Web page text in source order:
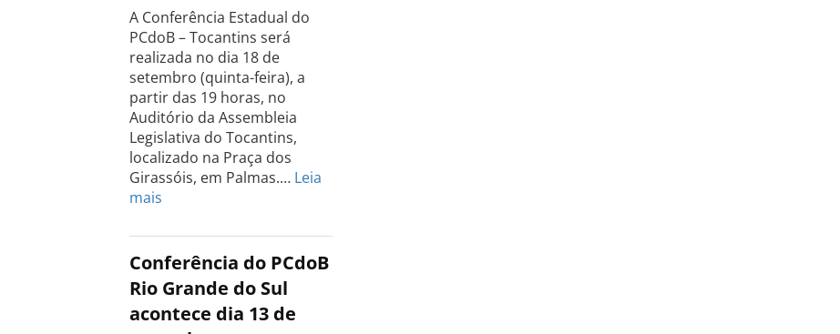
A Conferência Estadual do
PCdoB – Tocantins será
realizada no dia 18 de
setembro (quinta-feira), a
partir das 19 horas, no
Auditório da Assembleia
Legislativa do Tocantins,
localizado na Praça dos
Girassóis, em Palmas.… Leia
mais
Estadual
do
Tocantins
será
Conferência do PCdoB
Rio Grande do Sul
acontece dia 13 de